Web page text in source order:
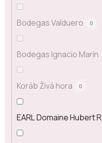
Bodegas Valduero 0
Bodegas Ignacio Marín
Koráb Živá hora 0
EARL Domaine Hubert